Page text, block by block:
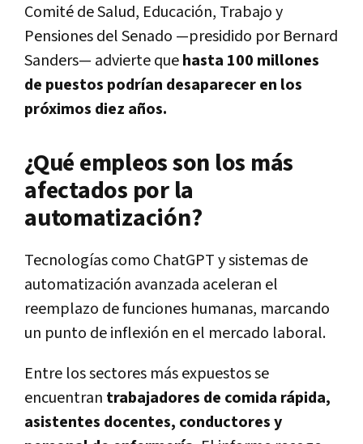
Comité de Salud, Educación, Trabajo y
Pensiones del Senado —presidido por Bernard
Sanders— advierte quehasta 100 millones
de puestos podrían desaparecer en los
próximos diez años.
¿Qué empleos son los más
afectados por la
automatización?
Tecnologías como ChatGPT y sistemas de
automatización avanzada aceleran el
reemplazo de funciones humanas, marcando
un punto de inflexión en el mercado laboral.
Entre los sectores más expuestos se
encuentran trabajadores de comida rápida,
asistentes docentes, conductores y